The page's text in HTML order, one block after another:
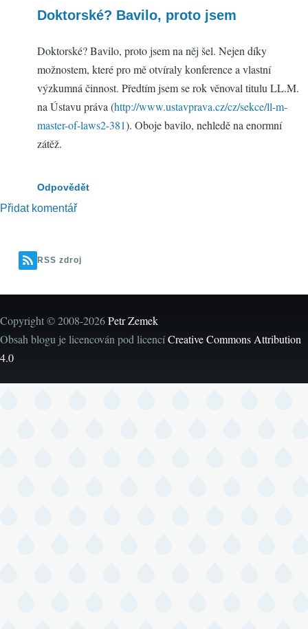
Doktorské? Bavilo, proto jsem
Doktorské? Bavilo, proto jsem na něj šel. Nejen díky
možnostem, které pro mě otvíraly konference a vlastní
výzkumná činnost. Předtím jsem se rok věnoval titulu LL.M.
na Ústavu práva (http://www.ustavprava.cz/cz/sekce/ll-m-
master-of-laws2-381). Oboje bavilo, nehledě na enormní
zátěž.
Odpovědět
Přidat komentář
RSS zdroj
Copyright © 2008-2026Petr Zemek
Obsah blogu je licencován pod licencíCreative Commons Attribution
4.0